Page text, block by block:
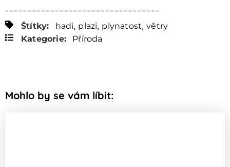
Štítky: hadi, plazi, plynatost, větry
Kategorie:
Příroda
Mohlo by se vám líbit: